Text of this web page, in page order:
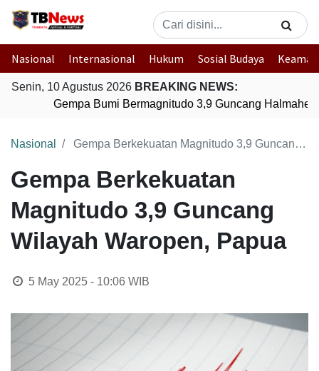
Nasional Internasional Hukum Sosial Budaya
Senin, 10 Agustus 2026 BREAKING NEWS:
Gempa Bumi Bermagnitudo 3,9 Guncang
Nasional Gempa Berkekuatan Magnitudo 3,9 Guncang Wilayah Waropen, Papua
Gempa Berkekuatan
Magnitudo 3,9 Guncang
Wilayah Waropen, Papua
5 May 2025 - 10:06WIB